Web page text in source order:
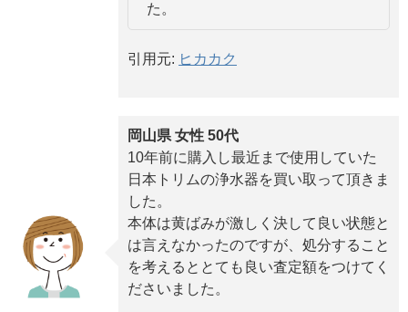
た。
引用元: ヒカカク
岡山県 女性 50代
10年前に購入し最近まで使用していた
日本トリムの浄水器を買い取って頂きま
した。
本体は黄ばみが激しく決して良い状態と
は言えなかったのですが、処分すること
を考えるととても良い査定額をつけてく
ださいました。